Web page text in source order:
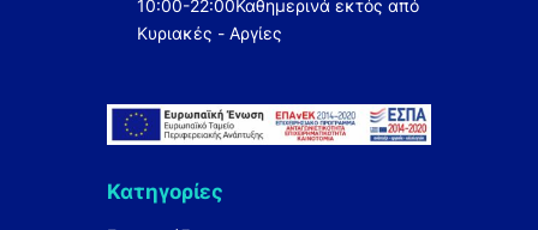
10:00-22:00Καθημερινά εκτός από
Κυριακές - Αργίες
Κατηγορίες